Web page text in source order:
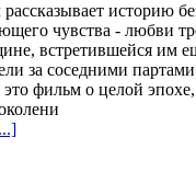
рассказывает историю
чувства - любви
встретившейся им
за соседними
фильм о целой